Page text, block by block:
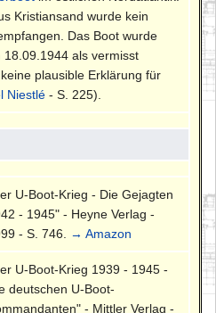
Kristiansand wurde kein
Das Boot wurde
als vermisst
plausible Erklärung für
Niestlé - S. 225).
U-Boot-Krieg - Die Gejagten
- 1945" - Heyne Verlag -
- S. 746.
→ Amazon
U-Boot-Krieg 1939 - 1945 -
deutschen U-Boot-
- Mittler Verlag -